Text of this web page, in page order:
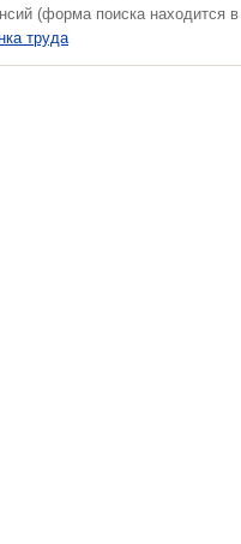
(форма поиска находится
труда